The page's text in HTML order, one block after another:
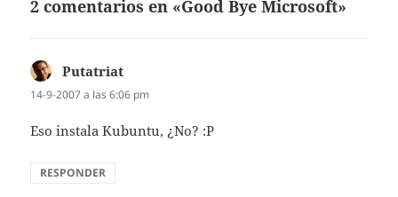
2 comentarios en «Good Bye Microsoft»
Putatriat
14-9-2007 a las 6:06 pm
Eso instala Kubuntu, ¿No? :P
RESPONDER